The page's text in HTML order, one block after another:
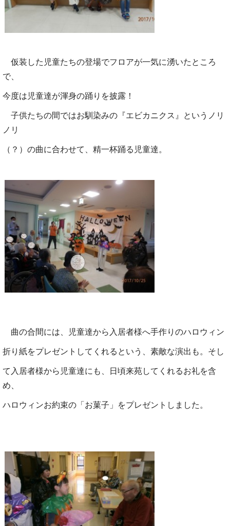
仮装した児童たちの登場でフロアが一気に湧いたところ
で、
今度は児童達が渾身の踊りを披露！
子供たちの間ではお馴染みの『エビカニクス』というノリ
ノリ
（？） の曲に合わせて、精一杯踊る児童達。
曲の合間には、児童達から入居者様へ手作りのハロウィン
折り紙をプレゼントしてくれるという、素敵な演出も。 そし
て 入居者様から児童達にも、日頃来苑してくれるお礼を含
め、
ハロ ウィンお約束の「お菓子」 をプレゼントしました。